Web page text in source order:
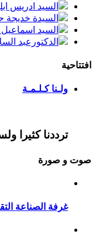
السيد ادريس
السيدة خديجة
السيد
الدكتورعبد
افتتاحية
ولـنا كـلـمـة
ترددنا كثيرا
صوت و صورة
غرفة الصناعة